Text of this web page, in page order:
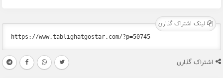
لینک اشتراک گذاری
اشتراک گذاری